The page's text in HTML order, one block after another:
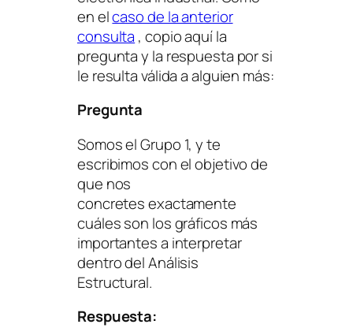
en elcaso de la anterior
consulta , copio aquí la
pregunta y la respuesta por si
le resulta válida a alguien más:
Pregunta
Somos el Grupo 1, y te
escribimos con el objetivo de
que nos
concretes exactamente
cuáles son los gráficos más
importantes a interpretar
dentro del Análisis
Estructural.
Respuesta: